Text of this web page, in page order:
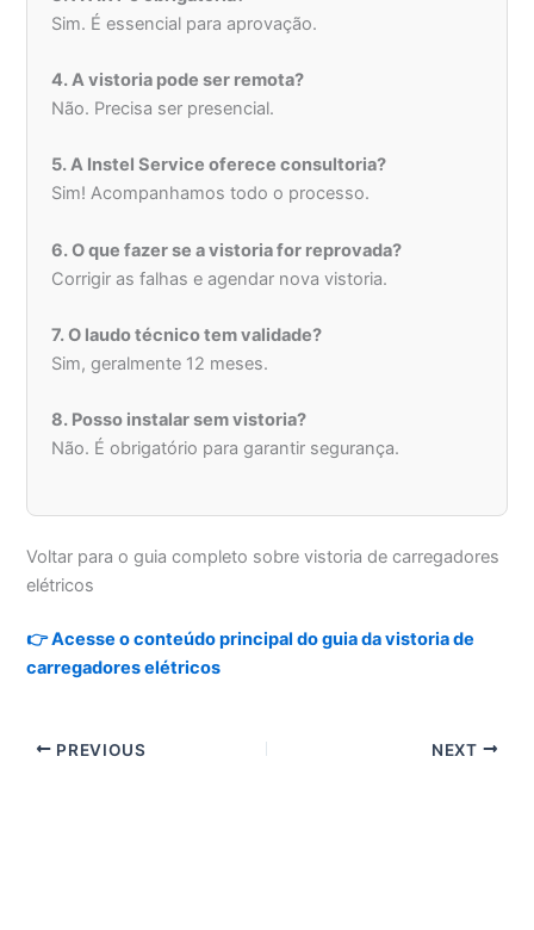
Sim. É essencial para aprovação.
4. A vistoria pode ser remota?
Não. Precisa ser presencial.
5. A Instel Service oferece consultoria?
Sim! Acompanhamos todo o processo.
6. O que fazer se a vistoria for reprovada?
Corrigir as falhas e agendar nova vistoria.
7. O laudo técnico tem validade?
Sim, geralmente 12 meses.
8. Posso instalar sem vistoria?
Não. É obrigatório para garantir segurança.
Voltar para o guia completo sobre vistoria de carregadores
elétricos
👉 Acesse o conteúdo principal do guia da vistoria de
carregadores elétricos
PREVIOUS NEXT